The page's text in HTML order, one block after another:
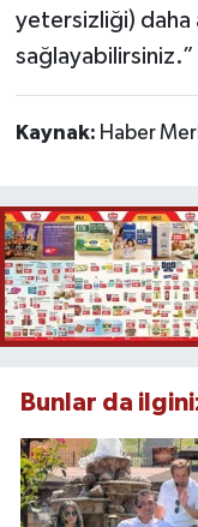
yetersizliği) daha
sağlayabilirsiniz.”
Kaynak: Haber
Bunlar da